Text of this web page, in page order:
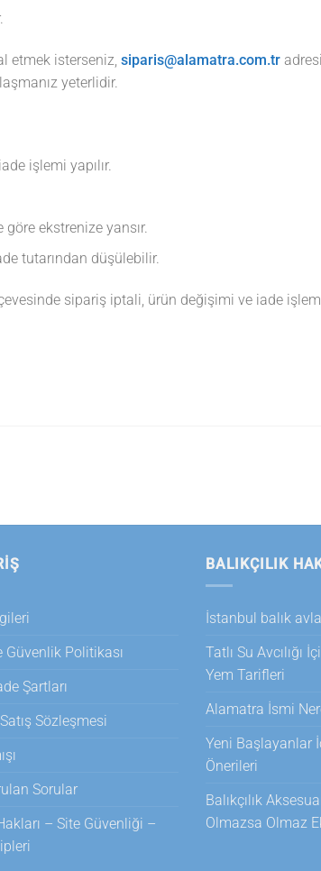
etmek isterseniz, siparis@alamatra.com.tr
yeterlidir.
işlemi yapılır.
ekstrenize yansır.
tutarından düşülebilir.
sipariş iptali, ürün değişimi ve iade
Güvenlik Politikası
Şartları
Sözleşmesi
Sorular
– Site Güvenliği –
BALIKÇILIK
İstanbul balık
Tatlı Su Avcılığı
Yem Tarifleri
Alamatra İsmi
Yeni Başlayanlar
Önerileri
Balıkçılık
Olmazsa Olmaz